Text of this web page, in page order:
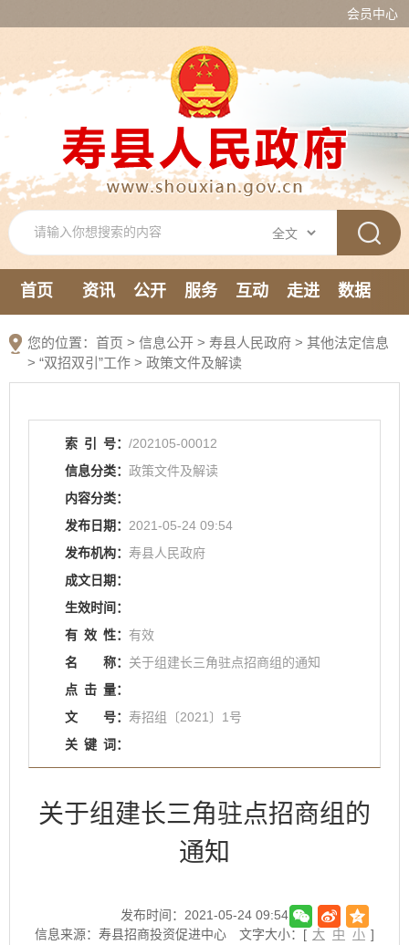
会员中心
首页 资讯 公开 服务 互动 走进
数据
您的位置： 首页 > 信息公开 > 寿县人民政府 > 其他法定信息
> “双招双引”工作 > 政策文件及解读
索 引 号： /202105-00012
信息分类： 政策文件及解读
内容分类：
发布日期： 2021-05-24 09:54
发布机构： 寿县人民政府
成文日期：
生效时间：
有 效 性： 有效
名
称： 关于组建长三角驻点招商组的通知
点 击 量：
文
号： 寿招组〔2021〕1号
关 键 词：
关于组建长三角驻点招商组的
通知
发布时间：2021-05-24 09:54
信息来源：寿县招商投资促进中心
文字大小：[ 大 中 小 ]